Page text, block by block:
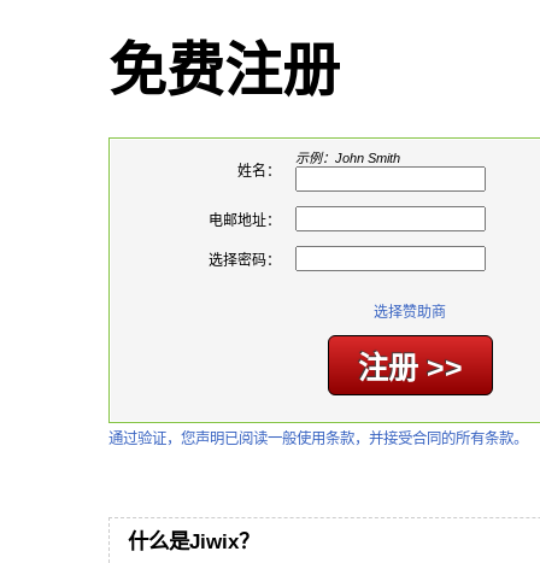
免费注册
姓名：
示例：John Smith
电邮地址：
选择密码：
选择赞助商
通过验证，您声明已阅读一般使用条款，并接受合同的所有条款。
什么是Jiwix？